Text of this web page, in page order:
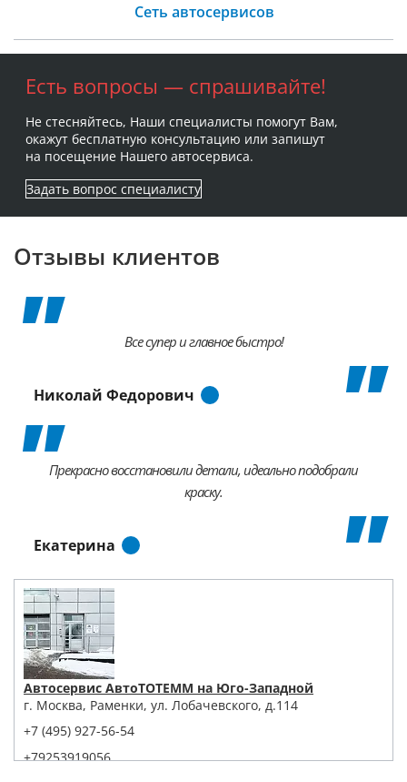
Сеть автосервисов
Есть вопросы — спрашивайте!
Не стесняйтесь, Наши специалисты помогут Вам,
окажут бесплатную консультацию или запишут
на посещение Нашего автосервиса.
Задать вопрос специалисту
Отзывы клиентов
Все супер и главное быстро!
Николай Федорович
Прекрасно восстановили детали, идеально подобрали
краску.
Екатерина
Автосервис АвтоТОТЕММ на Юго-Западной
г. Москва, Раменки, ул. Лобачевского, д.114
+7 (495) 927-56-54
+79253919056